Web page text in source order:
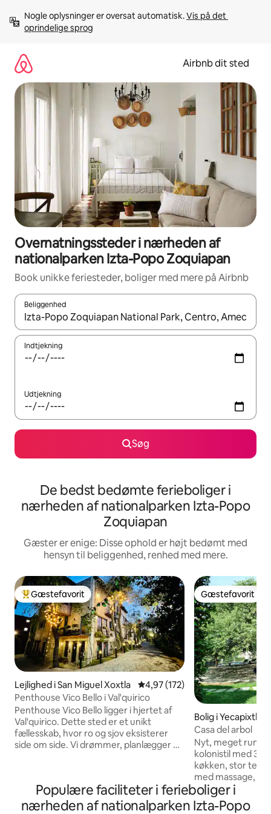
videre
Nogle oplysninger er oversat automatisk. Vis på det
oprindelige sprog
Airbnb dit sted
Overnatningssteder i nærheden af
nationalparken Izta-Popo Zoquiapan
Book unikke feriesteder, boliger med mere på Airbnb
Beliggenhed
Når resultaterne er tilgængelige, skal du navigere med
Indtjekning
Udtjekning
Søg
De bedst bedømte ferieboliger i
nærheden af nationalparken Izta-Popo
Zoquiapan
Gæster er enige: Disse ophold er højt bedømt med
hensyn til beliggenhed, renhed med mere.
Bedste gæstefavorit
Gæstefavorit
Lejlighed i San Miguel Xoxtla 4,97 ud af 5 i gennemsnitlig
4,97 (172)
Penthouse Vico Bello i Val'quirico
Penthouse Vico Bello ligger i hjertet af
Val'quirico. Dette sted er et unikt
fællesskab, hvor ro og sjov eksisterer
side om side. Vi drømmer, planlægger og
vulkaner Popocatépetl og Iztaccíhuatl.
Dit besøg bliver uforglemmeligt, når du
Gæstefavorit
Gæstefavorit
Bolig i Yecapixtla
Casa del arbol
Nyt, meget
kolonistil med 3
køkken, stor
med massage,
VALGFRI
badeværelser og
Rigelig parkering
Populære faciliteter i ferieboliger i
nærheden af nationalparken Izta-Popo